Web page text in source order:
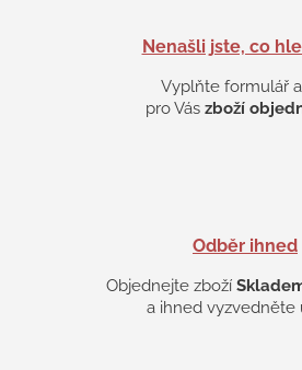
Nenašli jste, co
Vyplňte formulář
pro Vás zboží
Odběr ihned
Objednejte zboží
a ihned vyzvedněte